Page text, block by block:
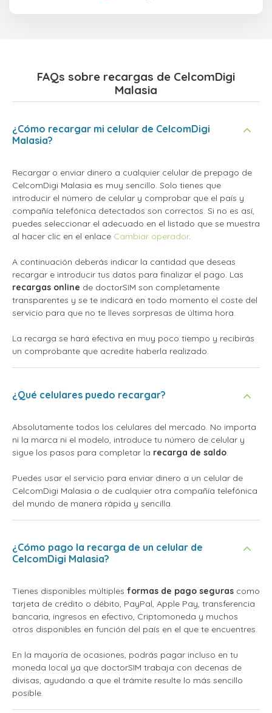
FAQs sobre recargas de CelcomDigi
Malasia
¿Cómo recargar mi celular de CelcomDigi
Malasia?
Recargar o enviar dinero a cualquier celular de prepago de
CelcomDigi Malasia es muy sencillo. Solo tienes que
introducir el número de celular y comprobar que el país y
compañía telefónica detectados son correctos. Si no es así,
puedes seleccionar el adecuado en el listado que se muestra
al hacer clic en el enlace Cambiar operador.
A continuación deberás indicar la cantidad que deseas
recargar e introducir tus datos para finalizar el pago. Las
recargas online de doctorSIM son completamente
transparentes y se te indicará en todo momento el coste del
servicio para que no te lleves sorpresas de última hora.
La recarga se hará efectiva en muy poco tiempo y recibirás
un comprobante que acredite haberla realizado.
¿Qué celulares puedo recargar?
Absolutamente todos los celulares del mercado. No importa
ni la marca ni el modelo, introduce tu número de celular y
sigue los pasos para completar la recarga de saldo.
Puedes usar el servicio para enviar dinero a un celular de
CelcomDigi Malasia o de cualquier otra compañía telefónica
del mundo de manera rápida y sencilla.
¿Cómo pago la recarga de un celular de
CelcomDigi Malasia?
Tienes disponibles múltiples formas de pago seguras como
tarjeta de crédito o débito, PayPal, Apple Pay, transferencia
bancaria, ingresos en efectivo, Criptomoneda y muchos
otros disponibles en función del país en el que te encuentres.
En la mayoría de ocasiones, podrás pagar incluso en tu
moneda local ya que doctorSIM trabaja con decenas de
divisas, ayudando a que el trámite resulte lo más sencillo
posible.